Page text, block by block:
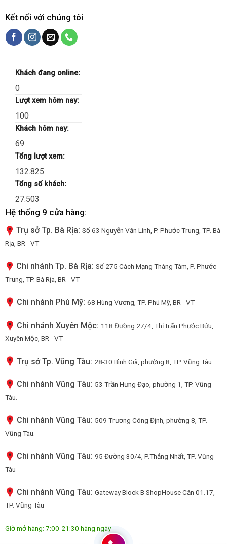
Kết nối với chúng tôi
Khách đang online:
0
Lượt xem hôm nay:
100
Khách hôm nay:
69
Tổng lượt xem:
132.825
Tổng số khách:
27.503
Hệ thống 9 cửa hàng:
Trụ sở Tp. Bà Rịa: Số 63 Nguyễn Văn Linh, P. Phước Trung, TP. Bà
Rịa, BR - VT
Chi nhánh Tp. Bà Rịa: Số 275 Cách Mạng Tháng Tám, P. Phước
Trung, TP. Bà Rịa, BR - VT
Chi nhánh Phú Mỹ: 68 Hùng Vương, TP. Phú Mỹ, BR - VT
Chi nhánh Xuyên Mộc: 118 Đường 27/4, Thị trấn Phước Bửu,
Xuyên Mộc, BR - VT
Trụ sở Tp. Vũng Tàu: 28-30 Bình Giã, phường 8, TP. Vũng Tàu
Chi nhánh Vũng Tàu: 53 Trần Hưng Đạo, phường 1, TP. Vũng
Tàu.
Chi nhánh Vũng Tàu: 509 Trương Công Định, phường 8, TP.
Vũng Tàu.
Chi nhánh Vũng Tàu: 95 Đường 30/4, P.Thắng Nhất, TP. Vũng
Tàu
Chi nhánh Vũng Tàu: Gateway Block B ShopHouse Căn 01.17,
TP. Vũng Tàu
Giờ mở hàng: 7:00-21:30 hàng ngày